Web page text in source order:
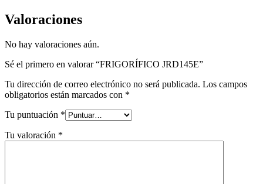
Valoraciones
No hay valoraciones aún.
Sé el primero en valorar “FRIGORÍFICO JRD145E”
Tu dirección de correo electrónico no será publicada. Los campos
obligatorios están marcados con *
Tu puntuación *
Tu valoración *